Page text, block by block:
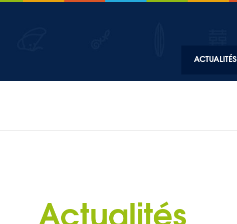
navigation
ACTUALITÉS
Actualités